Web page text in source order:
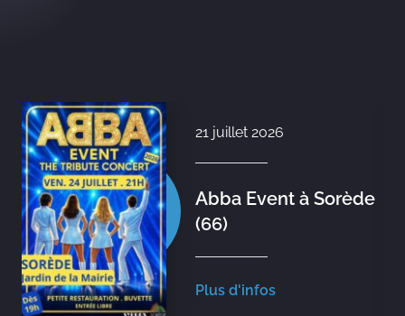
21 juillet 2026
Abba Event à Sorède
(66)
Plus d'infos